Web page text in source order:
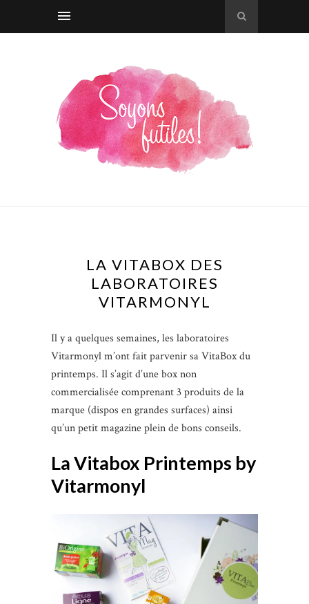
LA VITABOX DES
LABORATOIRES
VITARMONYL
Il y a quelques semaines, les laboratoires
Vitarmonyl m’ont fait parvenir sa VitaBox du
printemps. Il s’agit d’une box non
commercialisée comprenant 3 produits de la
marque (dispos en grandes surfaces) ainsi
qu’un petit magazine plein de bons conseils.
La Vitabox Printemps by
Vitarmonyl